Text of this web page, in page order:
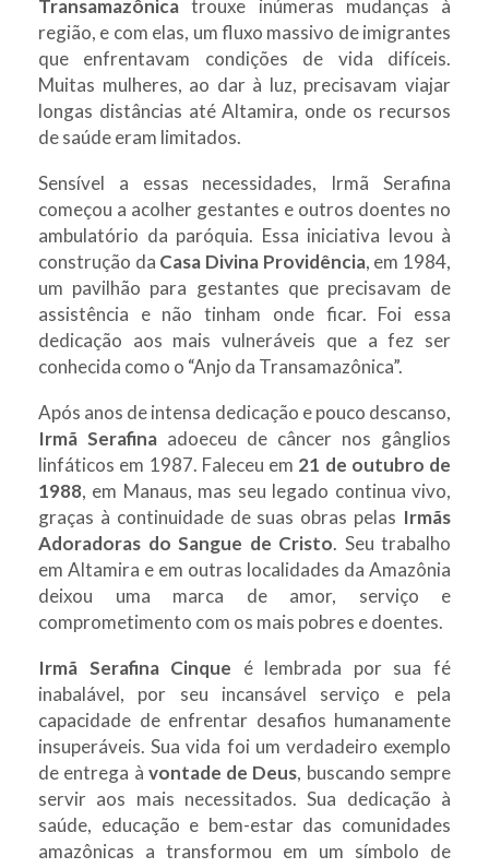
Transamazônica trouxe inúmeras mudanças à
região, e com elas, um fluxo massivo de imigrantes
que enfrentavam condições de vida difíceis.
Muitas mulheres, ao dar à luz, precisavam viajar
longas distâncias até Altamira, onde os recursos
de saúde eram limitados.
Sensível a essas necessidades, Irmã Serafina
começou a acolher gestantes e outros doentes no
ambulatório da paróquia. Essa iniciativa levou à
construção da Casa Divina Providência, em 1984,
um pavilhão para gestantes que precisavam de
assistência e não tinham onde ficar. Foi essa
dedicação aos mais vulneráveis que a fez ser
conhecida como o “Anjo da Transamazônica”.
Após anos de intensa dedicação e pouco descanso,
Irmã Serafina adoeceu de câncer nos gânglios
linfáticos em 1987. Faleceu em 21 de outubro de
1988, em Manaus, mas seu legado continua vivo,
graças à continuidade de suas obras pelas Irmãs
Adoradoras do Sangue de Cristo. Seu trabalho
em Altamira e em outras localidades da Amazônia
deixou uma marca de amor, serviço e
comprometimento com os mais pobres e doentes.
Irmã Serafina Cinque é lembrada por sua fé
inabalável, por seu incansável serviço e pela
capacidade de enfrentar desafios humanamente
insuperáveis. Sua vida foi um verdadeiro exemplo
de entrega à vontade de Deus, buscando sempre
servir aos mais necessitados. Sua dedicação à
saúde, educação e bem-estar das comunidades
amazônicas a transformou em um símbolo de